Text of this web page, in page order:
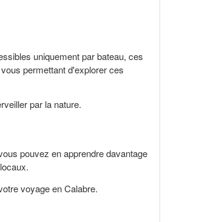
uniquement par bateau, ces
permettant d'explorer ces
par la nature.
pouvez en apprendre davantage
voyage en Calabre.